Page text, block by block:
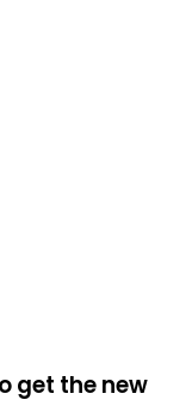
get the new